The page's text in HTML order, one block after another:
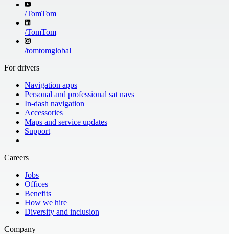
/TomTom
/TomTom
/tomtomglobal
For drivers
Navigation apps
Personal and professional sat navs
In-dash navigation
Accessories
Maps and service updates
Support
Careers
Jobs
Offices
Benefits
How we hire
Diversity and inclusion
Company